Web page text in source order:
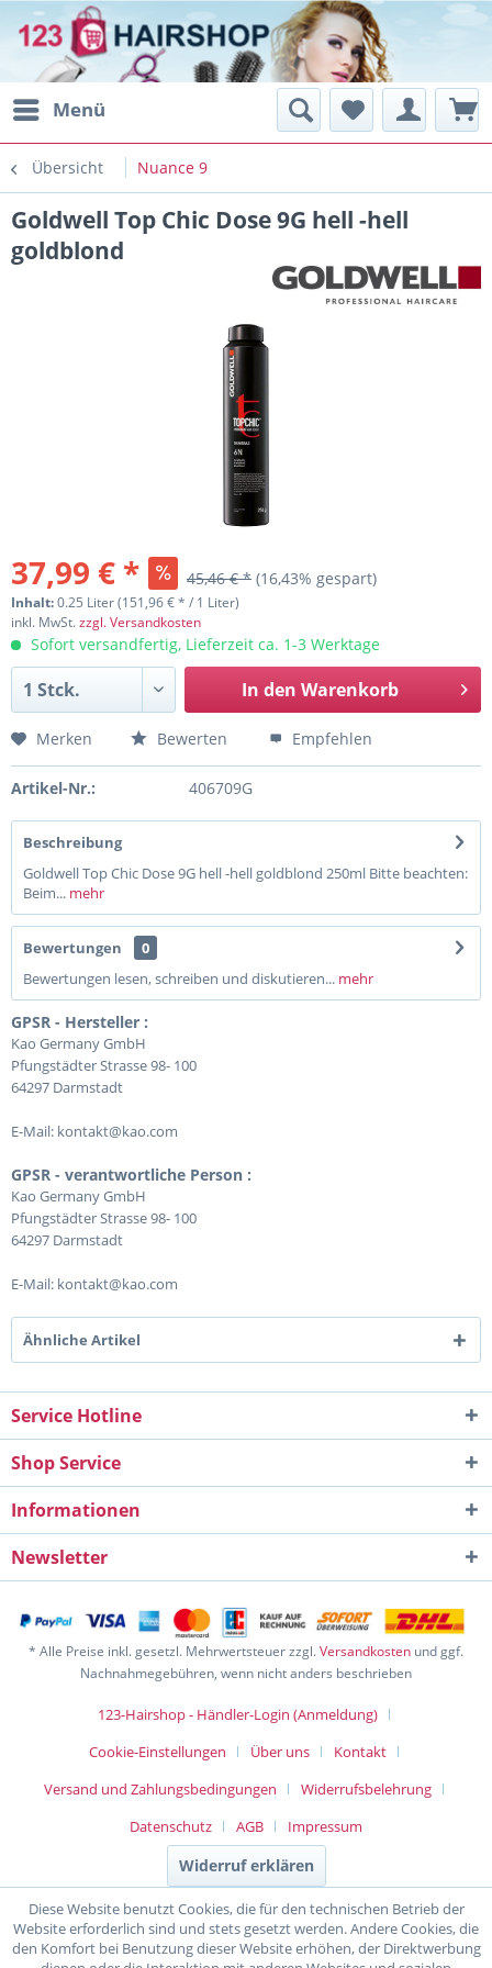
Menü
Übersicht Nuance 9
Goldwell Top Chic Dose 9G hell -hell
goldblond
37,99 € * 45,46 € * (16,43% gespart)
Inhalt:0.25 Liter (151,96 € * / 1 Liter)
inkl. MwSt.zzgl. Versandkosten
Sofort versandfertig, Lieferzeit ca. 1-3 Werktage
In den Warenkorb
Merken Bewerten Empfehlen
Artikel-Nr.: 406709G
Beschreibung
Goldwell Top Chic Dose 9G hell -hell goldblond 250ml Bitte beachten:
Beim... mehr
Bewertungen
0
Bewertungen lesen, schreiben und diskutieren... mehr
GPSR - Hersteller :
Kao Germany GmbH
Pfungstädter Strasse 98- 100
64297 Darmstadt
E-Mail: kontakt@kao.com
GPSR - verantwortliche Person :
Kao Germany GmbH
Pfungstädter Strasse 98- 100
64297 Darmstadt
E-Mail: kontakt@kao.com
Ähnliche Artikel
Service Hotline
Shop Service
Informationen
Newsletter
* Alle Preise inkl. gesetzl. Mehrwertsteuer zzgl.Versandkosten und ggf.
Nachnahmegebühren, wenn nicht anders beschrieben
123-Hairshop - Händler-Login (Anmeldung)
Cookie-Einstellungen
Über uns
Kontakt
Versand und Zahlungsbedingungen
Widerrufsbelehrung
Datenschutz
AGB Impressum
Widerruf erklären
Diese Website benutzt Cookies, die für den technischen Betrieb der
Website erforderlich sind und stets gesetzt werden. Andere Cookies, die
den Komfort bei Benutzung dieser Website erhöhen, der Direktwerbung